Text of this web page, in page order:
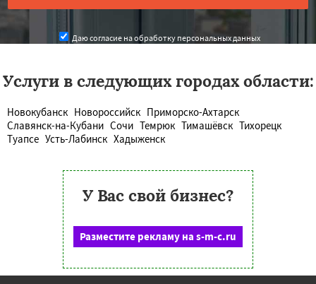
Даю согласие на обработку персональных данных
Услуги в следующих городах области:
Новокубанск Новороссийск Приморско-Ахтарск
Славянск-на-Кубани Сочи Темрюк Тимашёвск Тихорецк
Туапсе Усть-Лабинск Хадыженск
У Вас свой бизнес?
Разместите рекламу на s-m-c.ru